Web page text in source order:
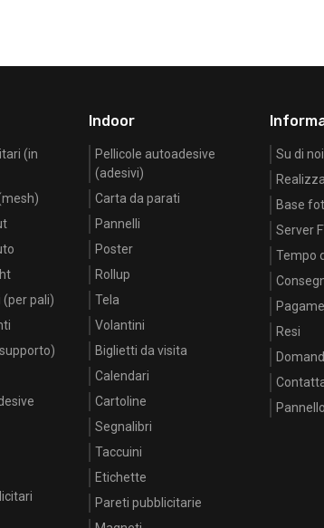
(in
(per pali)
Indoor
Pellicole autoadesive
(adesivi)
Carta da parati
Pannelli
Poster
Rollup
Tela
Volantini
Biglietti da visita
Calendari
Cartoline
Segnalibri
Taccuini
Etichette
Pareti pubblicitarie
Su di noi
Base
Server
Tempo
Resi